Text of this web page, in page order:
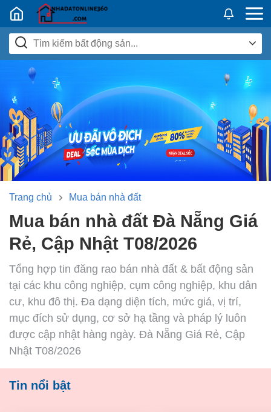
Nhadatban24h.vn
Trang chủ Mua bán nhà đất
Mua bán nhà đất Đà Nẵng Giá
Rẻ, Cập Nhật T08/2026
Tổng hợp tin đăng rao bán nhà đất & bất động sản
tại các khu công nghiệp, cụm công nghiệp, khu dân
cư, khu đô thị. Đa dạng diện tích, mức giá, vị trí,
mục đích sử dụng, cơ sở hạ tầng và pháp lý luôn
được cập nhật hàng ngày. Đà Nẵng Giá Rẻ, Cập
Nhật T08/2026
Tin nổi bật